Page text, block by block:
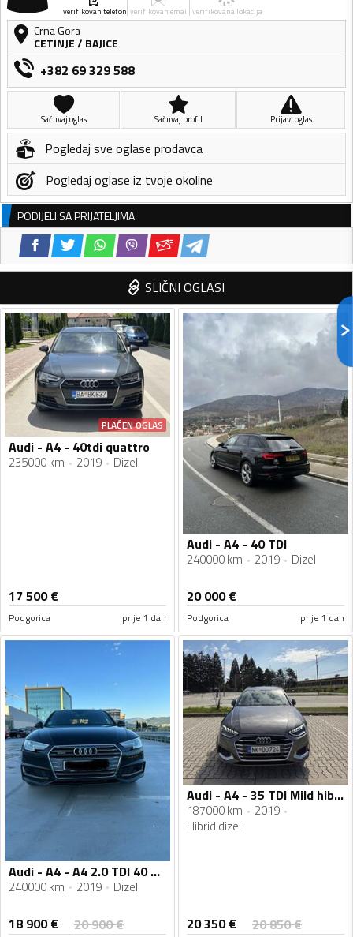
verifikovan telefon verifikovan email verifikovana lokacija
Crna Gora
CETINJE/ BAJICE
+382 69 329 588
Sačuvaj oglas Sačuvaj profil Prijavi oglas
Pogledaj sve oglase prodavca
Pogledaj oglase iz tvoje okoline
PODIJELI SA PRIJATELJIMA
SLIČNI OGLASI
PLAĆEN OGLAS
Audi - A4 - 40tdi quattro
235000 km 2019 Dizel
17 500€
Podgorica prije 1 dan
Audi - A4 - 40 TDI
240000 km 2019 Dizel
20 000€
Podgorica prije 1 dan
Audi - A4 - A4 2.0 TDI 40 QUATTRO
240000 km 2019 Dizel
18 900€ 20 900€
Audi - A4 - 35 TDI Mild hibrid
187000 km
2019
Hibrid dizel
20 350€ 20 850€